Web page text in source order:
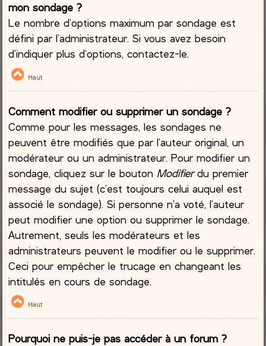
mon sondage ?
Le nombre d’options maximum par sondage est
défini par l’administrateur. Si vous avez besoin
d’indiquer plus d’options, contactez-le.
Haut
Comment modifier ou supprimer un sondage ?
Comme pour les messages, les sondages ne
peuvent être modifiés que par l’auteur original, un
modérateur ou un administrateur. Pour modifier un
sondage, cliquez sur le bouton Modifierdu premier
message du sujet (c’est toujours celui auquel est
associé le sondage). Si personne n’a voté, l’auteur
peut modifier une option ou supprimer le sondage.
Autrement, seuls les modérateurs et les
administrateurs peuvent le modifier ou le supprimer.
Ceci pour empêcher le trucage en changeant les
intitulés en cours de sondage.
Haut
Pourquoi ne puis-je pas accéder à un forum ?